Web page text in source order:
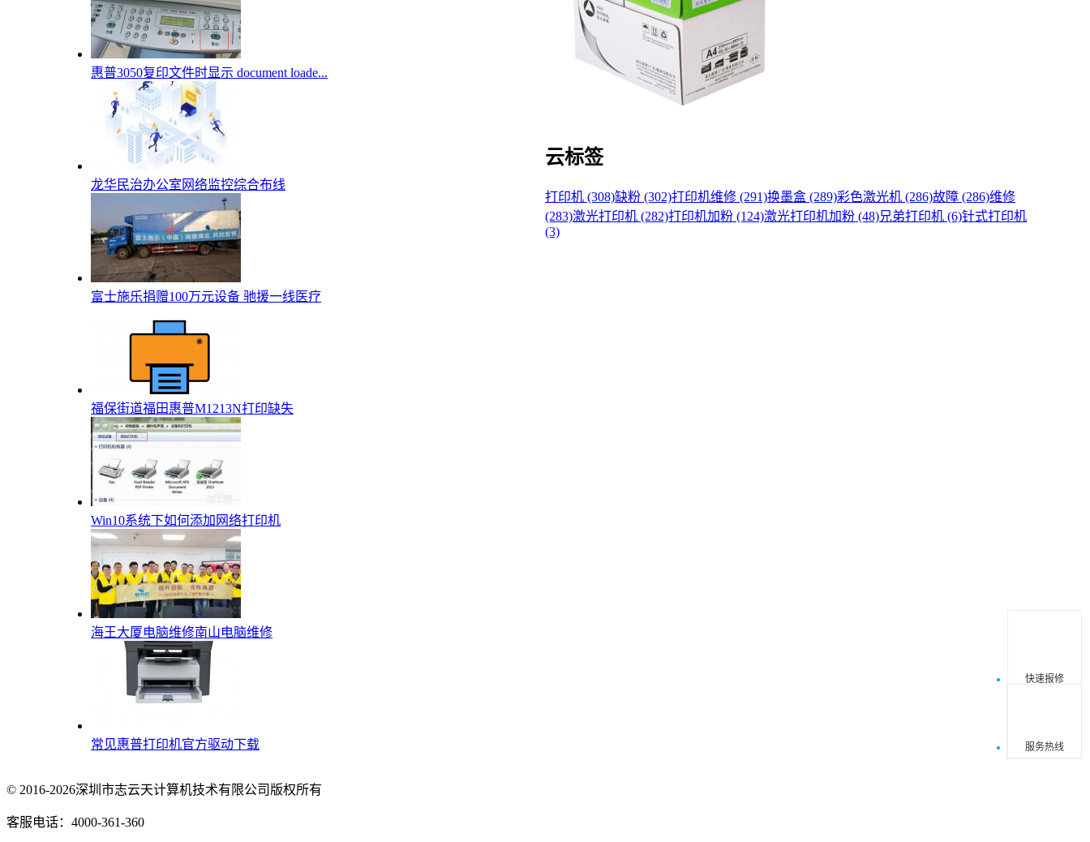
惠普3050复印文件时显示 document loade...
龙华民治办公室网络监控综合布线
富士施乐捐赠100万元设备 驰援一线医疗
福保街道福田惠普M1213N打印缺失
Win10系统下如何添加网络打印机
海王大厦电脑维修南山电脑维修
常见惠普打印机官方驱动下载
云标签
打印机 (308)缺粉 (302)打印机维修 (291)换墨盒 (289)彩色激光机 (286)故障 (286)维修
(283)激光打印机 (282)打印机加粉 (124)激光打印机加粉 (48)兄弟打印机 (6)针式打印机
(3)
快速报修
服务热线
© 2016-2026深圳市志云天计算机技术有限公司版权所有
客服电话：4000-361-360